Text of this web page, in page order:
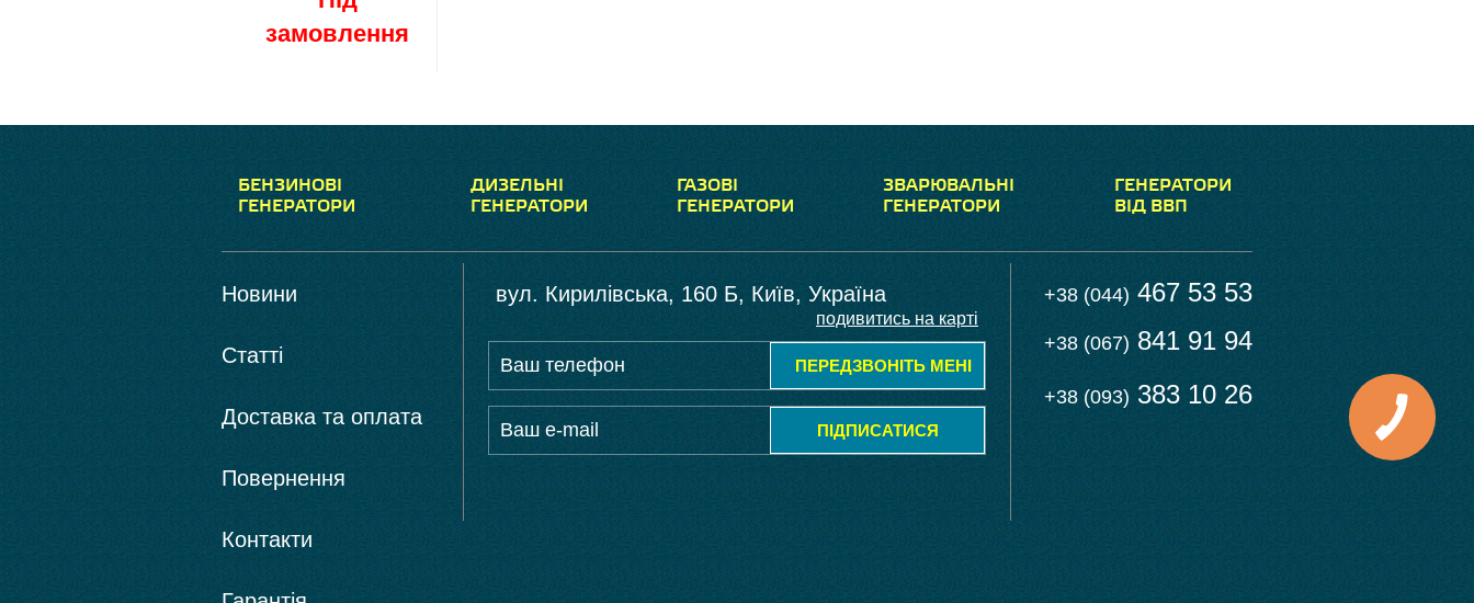
замовлення
БЕНЗИНОВІ
ГЕНЕРАТОРИ
ДИЗЕЛЬНІ
ГЕНЕРАТОРИ
ГАЗОВІ
ГЕНЕРАТОРИ
ЗВАРЮВАЛЬНІ
ГЕНЕРАТОРИ
ГЕНЕРАТОРИ
ВІД ВВП
Новини
Статті
Доставка та оплата
Повернення
Контакти
вул. Кирилівська, 160 Б, Київ, Україна
подивитись на карті
ПЕРЕДЗВОНІТЬ МЕНІ
ПІДПИСАТИСЯ
+38 (044) 467 53 53
+38 (067) 841 91 94
+38 (093) 383 10 26